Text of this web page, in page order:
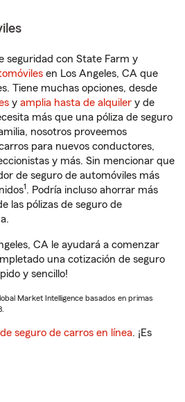
seguridad con State Farm y
en Los Angeles, CA que
Tiene muchas opciones, desde
y amplia hasta de alquiler y de
más que una póliza de seguro
nosotros proveemos
para nuevos conductores,
y más. Sin mencionar que
de seguro de automóviles más
1. Podría incluso ahorrar más
las pólizas de seguro de
CA le ayudará a comenzar
una cotización de seguro
y sencillo!
Market Intelligence basados en primas
seguro de carros en línea. ¡Es